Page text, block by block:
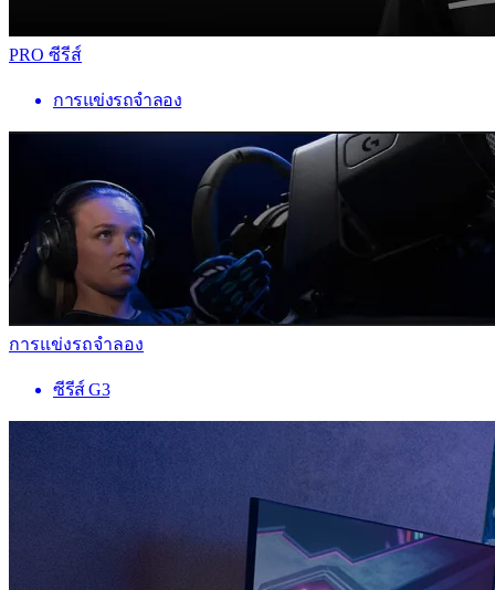
PRO ซีรีส์
การแข่งรถจำลอง
การแข่งรถจำลอง
ซีรีส์ G3